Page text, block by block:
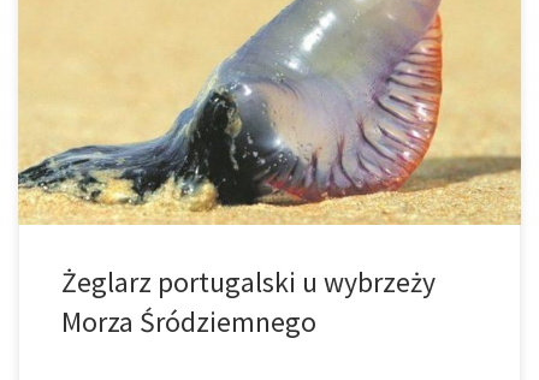
Guardamar del Segura – na plaży Las Ortigas w Guardamar del
Segura odkryto żeglarza portugalskiego (Physalia physalis). Jest to
mocno parząca aretuza. Zwierzę to zazwyczaj występuje w
Pacyfiku oraz Atlantyku […]
Żeglarz portugalski u wybrzeży
Morza Śródziemnego